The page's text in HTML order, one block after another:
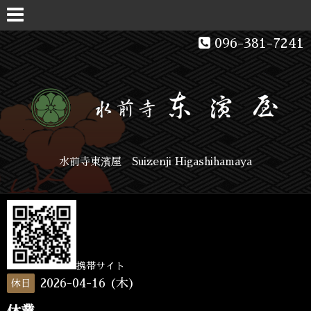
096-381-7241
水前寺東濱屋 Suizenji Higashihamaya
携帯サイト
休日
2026-04-16 (木)